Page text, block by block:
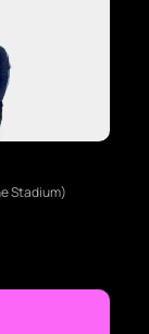
Stadium)